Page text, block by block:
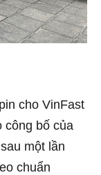
cho VinFast
công bố của
một lần
chuẩn